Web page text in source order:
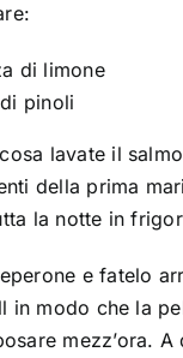
di limone
pinoli
lavate il
della prima
la notte in
e fatelo
in modo che la
mezz’ora.